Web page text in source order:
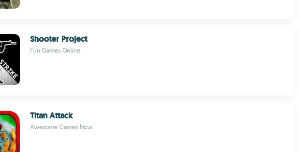
Shooter Project
Fun Games Online
Titan Attack
Awesome Games Now